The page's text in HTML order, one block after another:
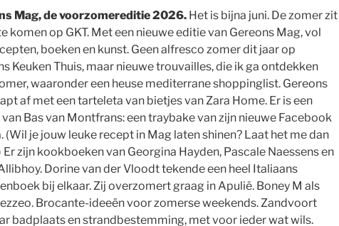
Mag, de voorzomereditie 2026. Het is bijna juni. De zomer zit
komen op GKT. Met een nieuwe editie van Gereons Mag, vol
boeken en kunst. Geen alfresco zomer dit jaar op
Keuken Thuis, maar nieuwe trouvailles, die ik ga ontdekken
waaronder een heuse mediterrane shoppinglist. Gereons
af met een tarteleta van bietjes van Zara Home. Er is een
Bas van Montfrans: een traybake van zijn nieuwe Facebook
(Wil je jouw leuke recept in Mag laten shinen? Laat het me dan
Er zijn kookboeken van Georgina Hayden, Pascale Naessens en
Dorine van der Vloodt tekende een heel Italiaans
bij elkaar. Zij overzomert graag in Apulië. Boney M als
Brocante-ideeën voor zomerse weekends. Zandvoort
badplaats en strandbestemming, met voor ieder wat wils.